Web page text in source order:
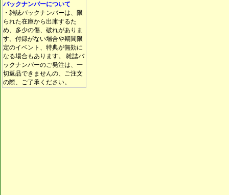
バックナンバーについて
・雑誌バックナンバーは、限
られた在庫から出庫するた
め、多少の傷、破れがありま
す。付録がない場合や期間限
定のイベント、特典が無効に
なる場合もあります。 雑誌バ
ックナンバーのご発注は、一
切返品できませんの、ご注文
の際、ご了承ください。